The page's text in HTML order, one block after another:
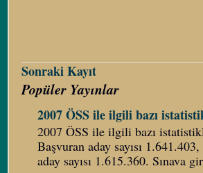
Sonraki Kayıt
Popüler Yayınlar
2007 ÖSS ile ilgili bazı
2007 ÖSS ile ilgili bazı
Başvuran aday sayısı 1.641.403,
aday sayısı 1.615.360. Sınava